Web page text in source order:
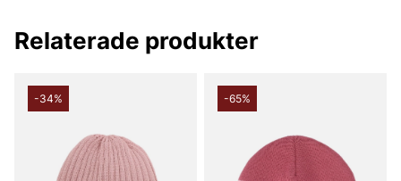
Med en stilren design och en vävd etikett på sidan blir denna
färger som enkelt kan matchas med olika outfits, oavsett om
det är för skolan, lek eller familjeutflykter.
modeuttalande. Den ger ditt barn en pålitlig värmekälla under
kalla dagar samtidigt som den bibehåller en modern och lekfull
look. Att välja en kvalitetsmössa som denna är ett smart val för
Relaterade produkter
-34% -65%